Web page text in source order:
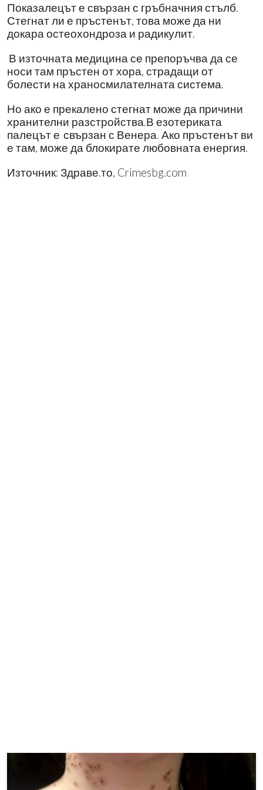
Показалецът е свързан с гръбначния стълб.
Стегнат ли е пръстенът, това може да ни
докара остеохондроза и радикулит.
В източната медицина се препоръчва да се
носи там пръстен от хора, страдащи от
болести на храносмилателната система.
Но ако е прекалено стегнат може да причини
хранителни разстройства.В езотериката
палецът е свързан с Венера. Ако пръстенът ви
е там, може да блокирате любовната енергия.
Източник: Здраве.то, Crimesbg.com